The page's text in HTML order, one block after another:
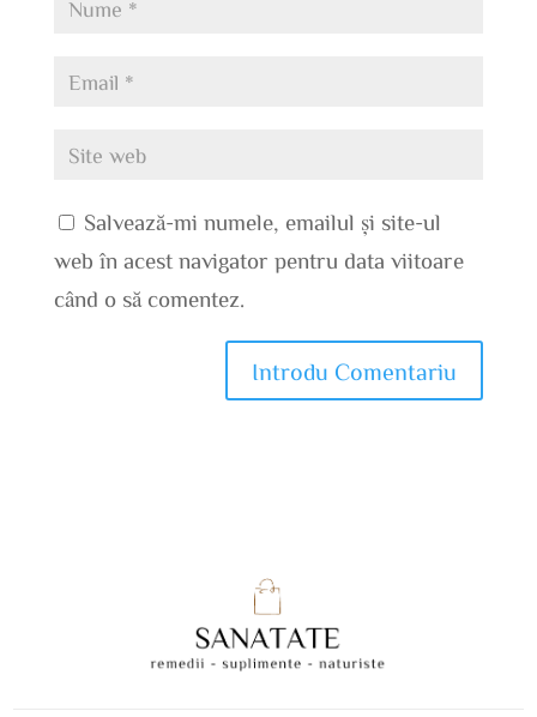
Salvează-mi numele, emailul și site-ul
web în acest navigator pentru data viitoare
când o să comentez.